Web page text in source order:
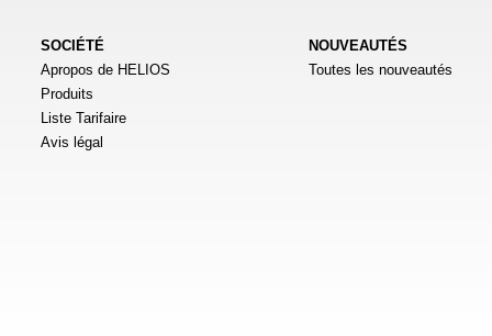
SOCIÉTÉ
Apropos de HELIOS
Produits
Liste Tarifaire
Avis légal
NOUVEAUTÉS
Toutes les nouveautés